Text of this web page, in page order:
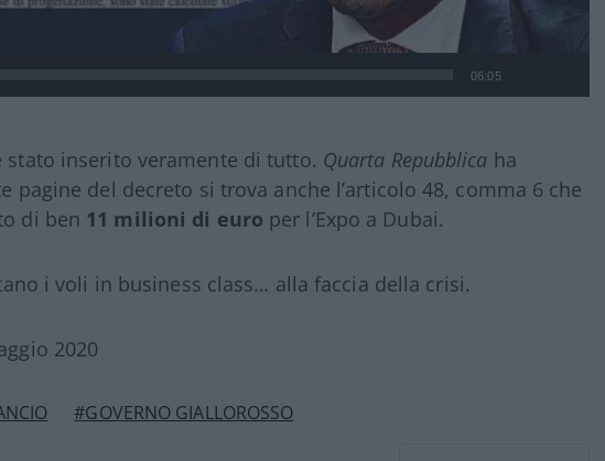
06:05
stato inserito veramente di tutto. Quarta Repubblica ha
pagine del decreto si trova anche l’articolo 48, comma 6 che
di ben 11 milioni di euro per l’Expo a Dubai.
i voli in business class… alla faccia della crisi.
2020
#GOVERNO GIALLOROSSO